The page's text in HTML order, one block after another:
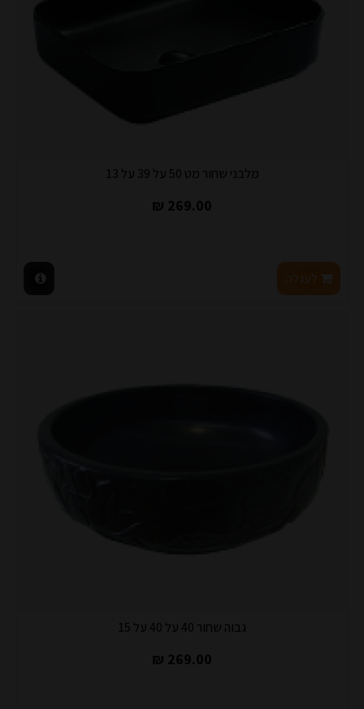
מלבני שחור מט 50 על 39 על 13
269.00 ₪
לעגלה
גבוה שחור 40 על 40 על 15
269.00 ₪